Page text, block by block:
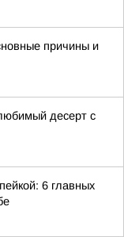
причины и
десерт с
6 главных